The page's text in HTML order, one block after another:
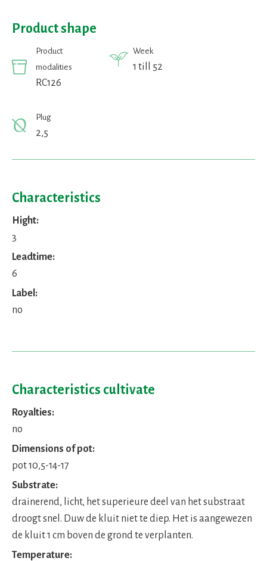
Product shape
Product
modalities
RC126
Week
1 till 52
Plug
2,5
Characteristics
Hight:
3
Leadtime:
6
Label:
no
Characteristics cultivate
Royalties:
no
Dimensions of pot:
pot 10,5-14-17
Substrate:
drainerend, licht, het superieure deel van het substraat
droogt snel. Duw de kluit niet te diep. Het is aangewezen
de kluit 1 cm boven de grond te verplanten.
Temperature: